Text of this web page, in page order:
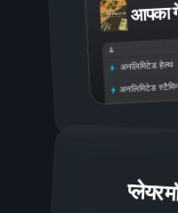
आपका
अनलिमिटेड हेल्थ
अनलिमिटेड
प्लेयर